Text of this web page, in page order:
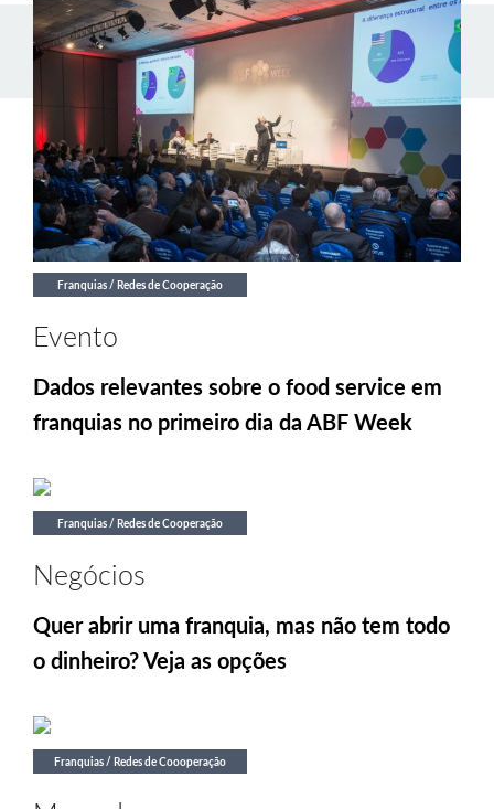
Franquias / Redes de Cooperação
Evento
Dados relevantes sobre o food service em
franquias no primeiro dia da ABF Week
Franquias / Redes de Cooperação
Negócios
Quer abrir uma franquia, mas não tem todo
o dinheiro? Veja as opções
Franquias / Redes de Coooperação